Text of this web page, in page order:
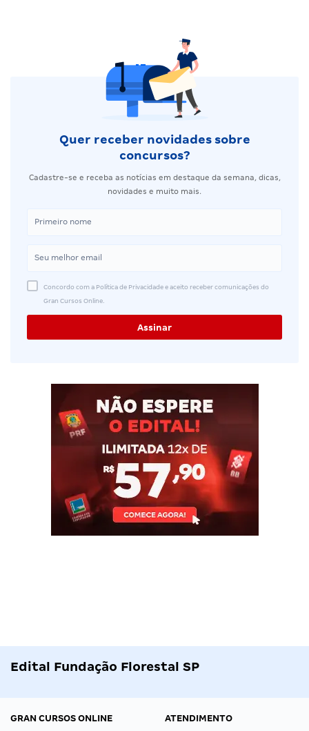
Quer receber novidades sobre
concursos?
Cadastre-se e receba as notícias em destaque da semana, dicas,
novidades e muito mais.
Concordo com a Política de Privacidade e aceito receber comunicações do
Gran Cursos Online.
Edital Fundação Florestal SP
GRAN CURSOS ONLINE
ATENDIMENTO